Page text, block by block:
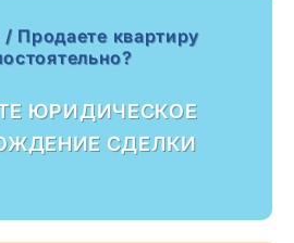
/ Продаете квартиру
ЮРИДИЧЕСКОЕ
СДЕЛКИ